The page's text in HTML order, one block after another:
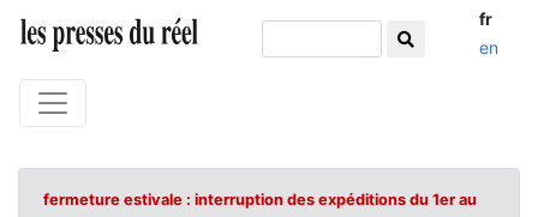
fr
en
fermeture estivale : interruption des expéditions du 1er au